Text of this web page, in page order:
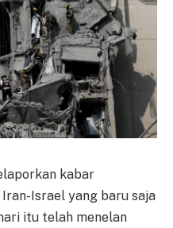
kabar
Israel yang baru saja
itu telah menelan